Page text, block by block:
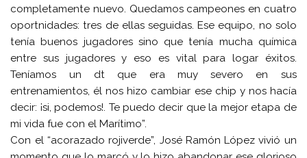
completamente nuevo. Quedamos campeones en cuatro
oportnidades: tres de ellas seguidas. Ese equipo, no solo
tenía buenos jugadores sino que tenía mucha química
entre sus jugadores y eso es vital para logar éxitos.
Teníamos un dt que era muy severo en sus
entrenamientos, él nos hizo cambiar ese chip y nos hacía
decir: ¡si, podemos!. Te puedo decir que la mejor etapa de
mi vida fue con el Marítimo”.
Con el “acorazado rojiverde”, José Ramón López vivió un